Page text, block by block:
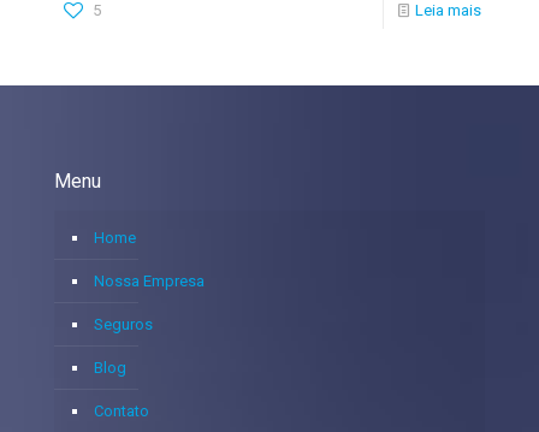
5 Leia mais
Menu
Home
Nossa Empresa
Seguros
Blog
Contato